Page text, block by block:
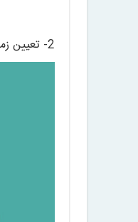
2- تعیین زمان مناسب